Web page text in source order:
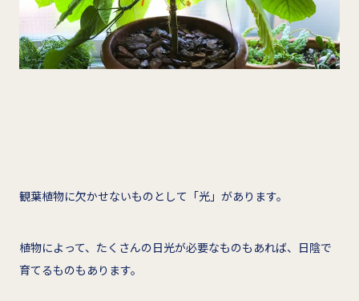
観葉植物に欠かせないものとして「光」があります。
植物によって、たくさんの日光が必要なものもあれば、日陰で
育てるものもあります。